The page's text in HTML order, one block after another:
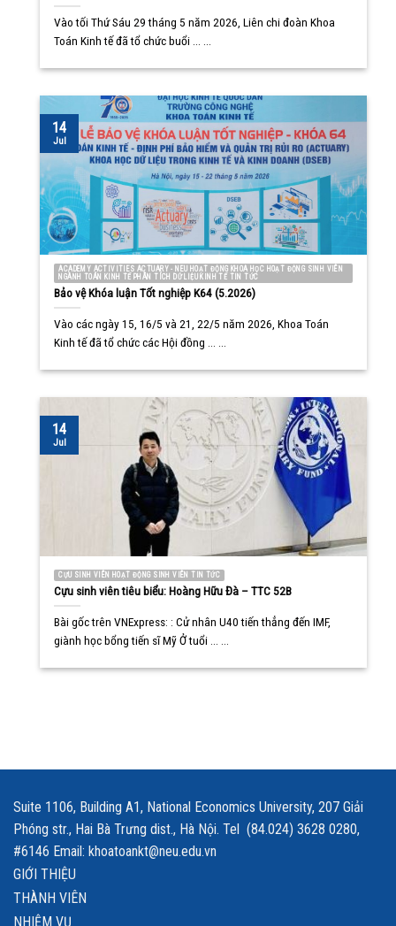
Vào tối Thứ Sáu 29 tháng 5 năm 2026, Liên chi đoàn Khoa
Toán Kinh tế đã tổ chức buổi ... ...
ACADEMY ACTIVITIES ACTUARY - NEU HOẠT ĐỘNG KHOA HỌC HOẠT ĐỘNG SINH VIÊN
NGÀNH TOÁN KINH TẾ PHÂN TÍCH DỮ LIỆU KINH TẾ TIN TỨC
Bảo vệ Khóa luận Tốt nghiệp K64 (5.2026)
Vào các ngày 15, 16/5 và 21, 22/5 năm 2026, Khoa Toán
Kinh tế đã tổ chức các Hội đồng ... ...
14
Jul
CỰU SINH VIÊN HOẠT ĐỘNG SINH VIÊN TIN TỨC
Cựu sinh viên tiêu biểu: Hoàng Hữu Đà – TTC 52B
Bài gốc trên VNExpress: : Cử nhân U40 tiến thẳng đến IMF,
giành học bổng tiến sĩ Mỹ Ở tuổi ... ...
14
Jul
Suite 1106, Building A1, National Economics University, 207 Giải
Phóng str., Hai Bà Trưng dist., Hà Nội. Tel (84.024) 3628 0280,
#6146 Email: khoatoankt@neu.edu.vn
GIỚI THIỆU
THÀNH VIÊN
NHIỆM VỤ